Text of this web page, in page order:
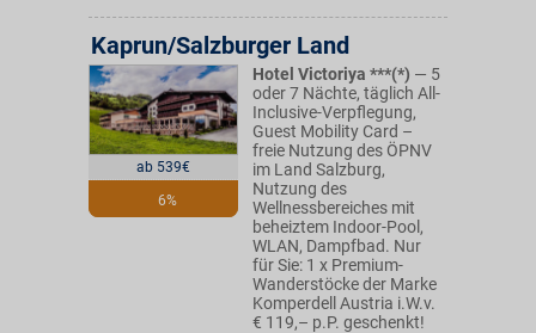
ab 539€
6%
Kaprun/Salzburger Land
Hotel Victoriya ***(*) — 5
oder 7 Nächte, täglich All-
Inclusive-Verpflegung,
Guest Mobility Card –
freie Nutzung des ÖPNV
im Land Salzburg,
Nutzung des
Wellnessbereiches mit
beheiztem Indoor-Pool,
WLAN, Dampfbad. Nur
für Sie: 1 x Premium-
Wanderstöcke der Marke
Komperdell Austria i.W.v.
€ 119,– p.P. geschenkt!